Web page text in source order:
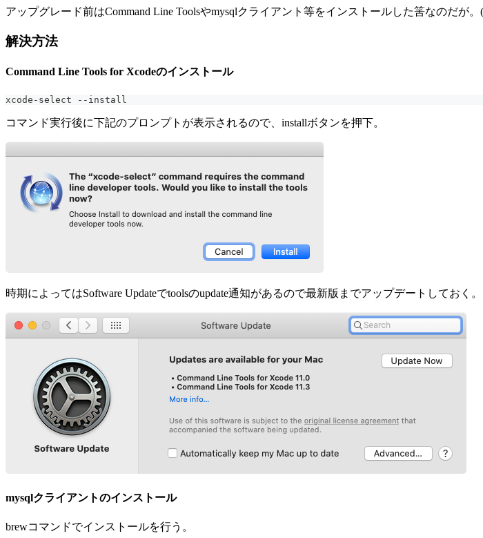
アップグレード前はCommand Line Toolsやmysqlクライアント等をインストールした筈なのだが
解決方法
Command Line Tools for Xcodeのインストール
xcode-select --install
コマンド実行後に下記のプロンプトが表示されるので、installボタンを押下。
時期によってはSoftware Updateでtoolsのupdate通知があるので最新版までアップデートしておく。
mysqlクライアントのインストール
brewコマンドでインストールを行う。